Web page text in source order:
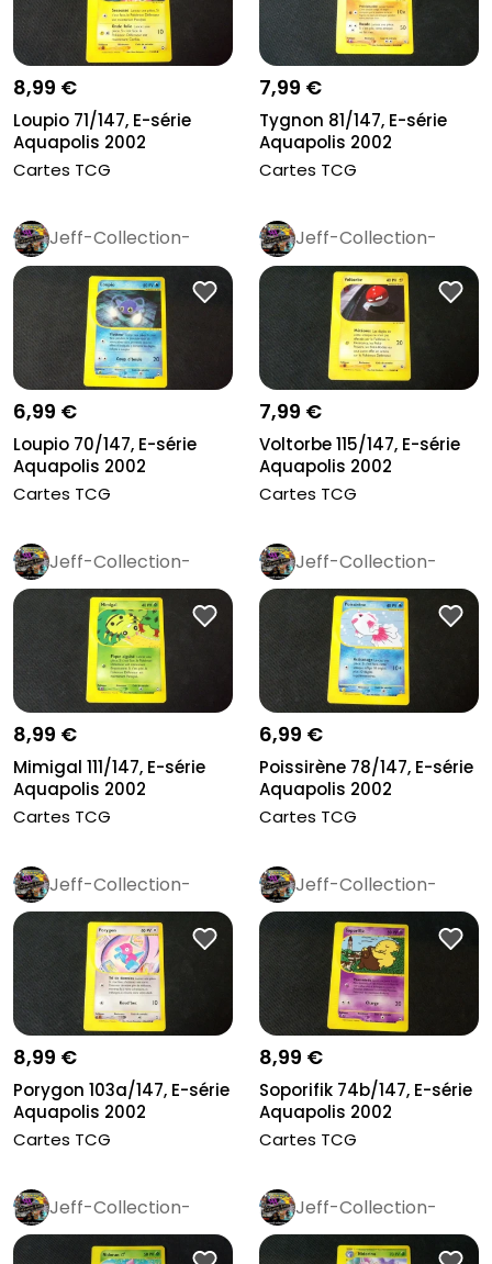
8,99 €
Loupio 71/147, E-série
Aquapolis 2002
Cartes TCG
7,99 €
Tygnon 81/147, E-série
Aquapolis 2002
Cartes TCG
Jeff-Collection-
Rétro Pro
6,99 €
Loupio 70/147, E-série
Aquapolis 2002
Cartes TCG
Jeff-Collection-
Rétro Pro
7,99 €
Voltorbe 115/147, E-série
Aquapolis 2002
Cartes TCG
Jeff-Collection-
Rétro Pro
8,99 €
Mimigal 111/147, E-série
Aquapolis 2002
Cartes TCG
Jeff-Collection-
Rétro Pro
6,99 €
Poissirène 78/147, E-série
Aquapolis 2002
Cartes TCG
Jeff-Collection-
Rétro Pro
8,99 €
Porygon 103a/147, E-série
Aquapolis 2002
Cartes TCG
Jeff-Collection-
Rétro Pro
8,99 €
Soporifik 74b/147, E-série
Aquapolis 2002
Cartes TCG
Jeff-Collection-
Rétro Pro
Jeff-Collection-
Rétro Pro